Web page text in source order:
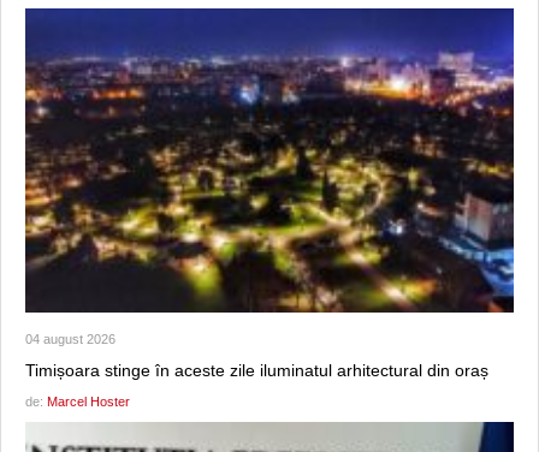
04 august 2026
Timișoara stinge în aceste zile iluminatul arhitectural din oraș
de: Marcel Hoster